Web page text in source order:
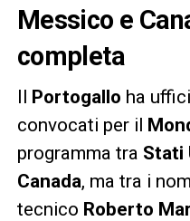
Messico e
completa
Il Portogallo ha
convocati per il
programma tra Stati
Canada, ma tra i
tecnico Roberto